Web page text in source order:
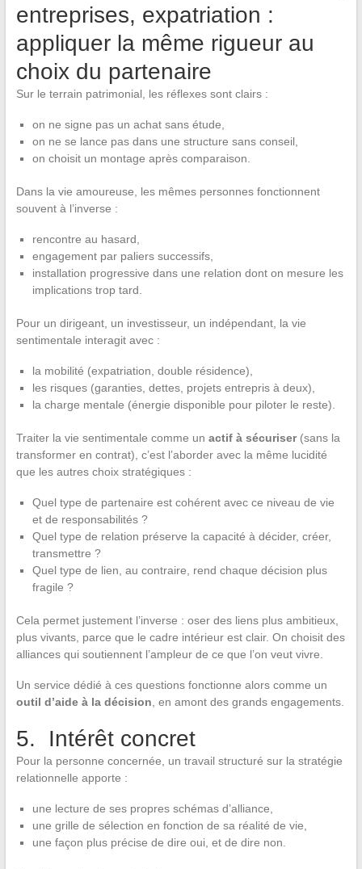
entreprises, expatriation :
appliquer la même rigueur au
choix du partenaire
Sur le terrain patrimonial, les réflexes sont clairs :
on ne signe pas un achat sans étude,
on ne se lance pas dans une structure sans conseil,
on choisit un montage après comparaison.
Dans la vie amoureuse, les mêmes personnes fonctionnent
souvent à l’inverse :
rencontre au hasard,
engagement par paliers successifs,
installation progressive dans une relation dont on mesure les
implications trop tard.
Pour un dirigeant, un investisseur, un indépendant, la vie
sentimentale interagit avec :
la mobilité (expatriation, double résidence),
les risques (garanties, dettes, projets entrepris à deux),
la charge mentale (énergie disponible pour piloter le reste).
Traiter la vie sentimentale comme un actif à sécuriser (sans la
transformer en contrat), c’est l’aborder avec la même lucidité
que les autres choix stratégiques :
Quel type de partenaire est cohérent avec ce niveau de vie
et de responsabilités ?
Quel type de relation préserve la capacité à décider, créer,
transmettre ?
Quel type de lien, au contraire, rend chaque décision plus
fragile ?
Cela permet justement l’inverse : oser des liens plus ambitieux,
plus vivants, parce que le cadre intérieur est clair. On choisit des
alliances qui soutiennent l’ampleur de ce que l’on veut vivre.
Un service dédié à ces questions fonctionne alors comme un
outil d’aide à la décision , en amont des grands engagements.
5. Intérêt concret
Pour la personne concernée, un travail structuré sur la stratégie
relationnelle apporte :
une lecture de ses propres schémas d’alliance,
une grille de sélection en fonction de sa réalité de vie,
une façon plus précise de dire oui, et de dire non.